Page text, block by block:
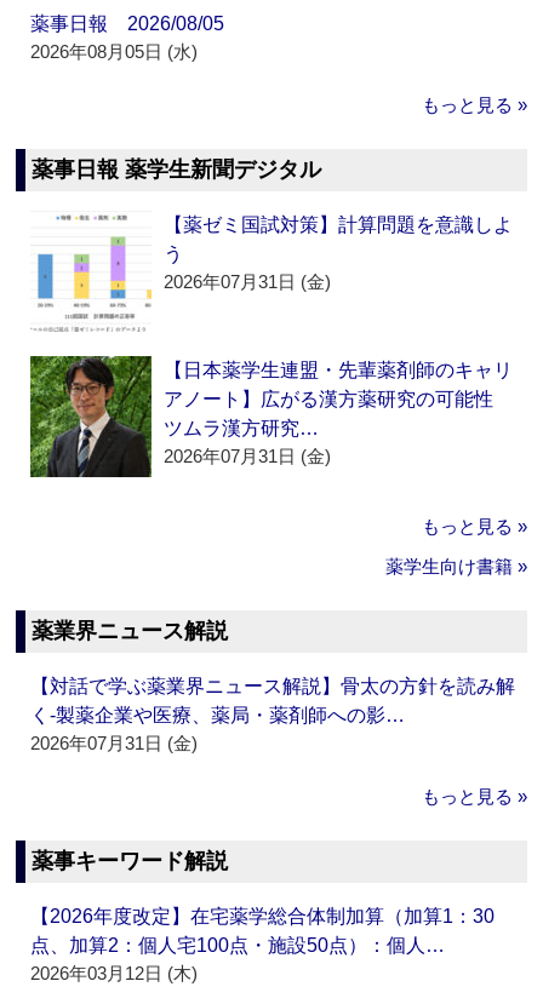
薬事日報 2026/08/05
2026年08月05日 (水)
もっと見る »
薬事日報 薬学生新聞デジタル
【薬ゼミ国試対策】計算問題を意識しよ
う
2026年07月31日 (金)
【日本薬学生連盟・先輩薬剤師のキャリ
アノート】広がる漢方薬研究の可能性
ツムラ漢方研究…
2026年07月31日 (金)
もっと見る »
薬学生向け書籍 »
薬業界ニュース解説
【対話で学ぶ薬業界ニュース解説】骨太の方針を読み解
く‐製薬企業や医療、薬局・薬剤師への影…
2026年07月31日 (金)
もっと見る »
薬事キーワード解説
【2026年度改定】在宅薬学総合体制加算（加算1：30
点、加算2：個人宅100点・施設50点）：個人…
2026年03月12日 (木)